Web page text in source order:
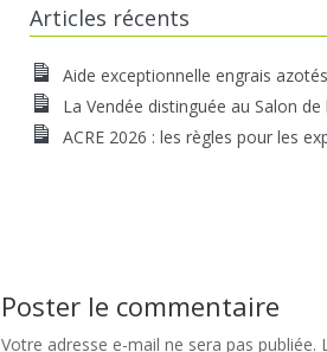
Articles récents
Aide exceptionnelle engrais
La Vendée distinguée au Salon de
ACRE 2026 : les règles pour les
Poster le commentaire
Votre adresse e-mail ne sera pas publiée.